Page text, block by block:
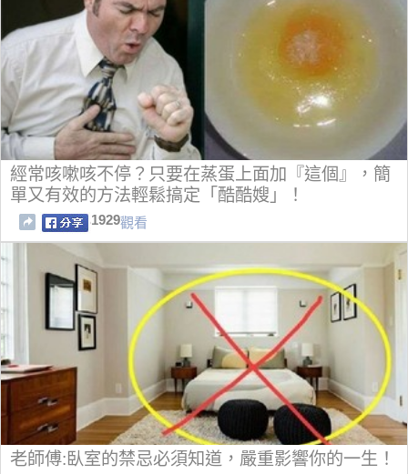
經常咳嗽咳不停？只要在蒸蛋上面加『這個』，簡
單又有效的方法輕鬆搞定「酷酷嫂」！
1929觀看
老師傅:臥室的禁忌必須知道，嚴重影響你的一生！